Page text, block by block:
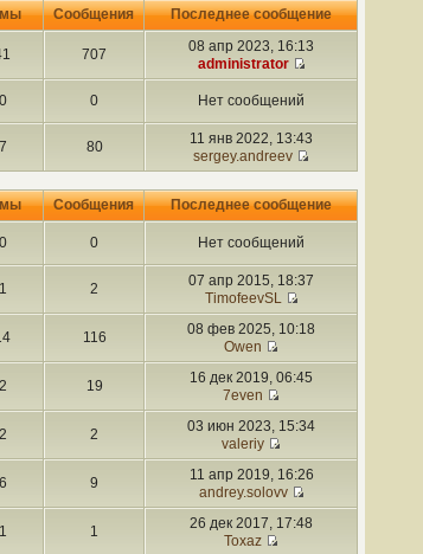
Сообщения Последнее сообщение
707
08 апр 2023, 16:13
administrator
0 0 Нет сообщений
7 80
11 янв 2022, 13:43
sergey.andreev
Сообщения Последнее сообщение
0 0 Нет сообщений
1 2
07 апр 2015, 18:37
TimofeevSL
116
08 фев 2025, 10:18
Owen
2 19
16 дек 2019, 06:45
7even
2 2
03 июн 2023, 15:34
valeriy
6 9
11 апр 2019, 16:26
andrey.solovv
1 1
26 дек 2017, 17:48
Toxaz